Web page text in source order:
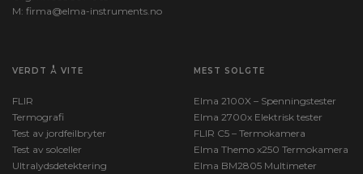
M: firma@elma-instruments.no​
VERDT Å VITE
FLIR
Termografi
Test av jordfeilbryter
Test av solceller
Ultralydsdetektering
MEST SOLGTE
Elma 2100X – Spenningstester
Elma 2700x Elektrisk tester
FLIR C5 – Termokamera
Elma Themo x250 Termokamera
Elma BM2805 Multimeter